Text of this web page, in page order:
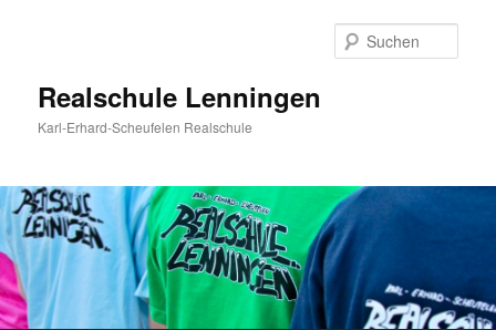
Realschule Lenningen
Karl-Erhard-Scheufelen Realschule